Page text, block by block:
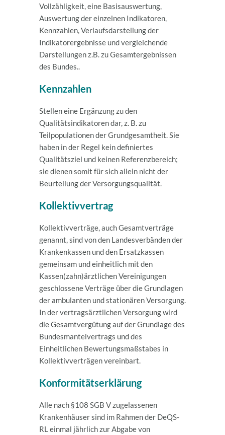
Vollzähligkeit, eine Basisauswertung,
Auswertung der einzelnen Indikatoren,
Kennzahlen, Verlaufsdarstellung der
Indikatorergebnisse und vergleichende
Darstellungen z.B. zu Gesamtergebnissen
des Bundes..
Kennzahlen
Stellen eine Ergänzung zu den
Qualitätsindikatoren dar, z. B. zu
Teilpopulationen der Grundgesamtheit. Sie
haben in der Regel kein definiertes
Qualitätsziel und keinen Referenzbereich;
sie dienen somit für sich allein nicht der
Beurteilung der Versorgungsqualität.
Kollektivvertrag
Kollektivverträge, auch Gesamtverträge
genannt, sind von den Landesverbänden der
Krankenkassen und den Ersatzkassen
gemeinsam und einheitlich mit den
Kassen(zahn)ärztlichenVereinigungen
geschlossene Verträge über die Grundlagen
der ambulanten und stationären Versorgung.
In der vertragsärztlichen Versorgung wird
die Gesamtvergütung auf der Grundlage des
Bundesmantelvertrags und des
Einheitlichen Bewertungsmaßstabes in
Kollektivverträgen vereinbart.
Konformitätserklärung
Alle nach §108 SGB V zugelassenen
Krankenhäuser sind im Rahmen der DeQS-
RL einmal jährlich zur Abgabe von